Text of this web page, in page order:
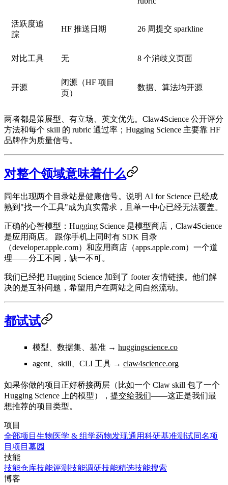
活跃度追
踪
HF 推送日期 26 周提交 sparkline
对比工具 无 8 个消歧义页面
开源
闭源（HF 项目
页）
数据、算法均开源
两者都是策展型、有立场、英文优先。Claw4Science 公开评分
方法和每个 skill 的 rubric 通过率；Hugging Science 主要靠 HF
品牌作为质量信号。
对整个领域意味着什么
同年出现两个目录站是健康信号。说明 AI for Science 已经成
熟到"找一个工具"成为真实需求，且单一中心已经无法覆盖。
正确的心智模型： Hugging Science 是模型商店，Claw4Science
是应用商店。
跟你手机上同时有 SDK 目录
（developer.apple.com）和应用商店（apps.apple.com）一个道
理——分工不同，缺一不可。
我们已经把 Hugging Science 加到了 footer 友情链接。他们解
决的是互补问题，希望用户在两站之间自然流动。
都试试
模型、数据集、基准 → huggingscience.co
agent、skill、CLI 工具 → claw4science.org
如果你做的项目正好桥接两层（比如一个 Claw skill 包了一个
Hugging Science 上的模型）， 提交给我们——这正是我们最
想推荐的项目类型。
项目
全部项目 生物医学 & 组学药物发现通用科研基准测试同名项
目 项目墓园
技能
技能仓库技能评测技能调研技能精选技能搜索
博客